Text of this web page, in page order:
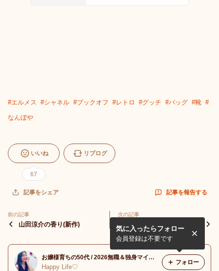
#エルメス #シャネル #ブックオフ #レトロ #グッチ #バッグ #靴 #
なんぼや
いいね
67
リブログ
記事をシェア 記事を報告する
前の記事
山田涼介の香り(新作)
次の記事
ミニモで縮毛矯正もお得に試
せるよ！(男性カットも)
お嬢様育ちの50代 / 2026無職＆独身マイナス口座からの脱却
Happy Life♡
気に入ったらフォロー
会員登録は不要です
フォロー